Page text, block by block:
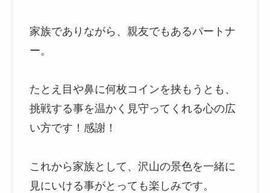
家族でありながら、親友でもあるパートナ
ー。
たとえ目や鼻に何枚コインを挟もうとも、
挑戦する事を温かく見守ってくれる心の広
い方です！感謝！
これから家族として、沢山の景色を一緒に
見にいける事がとっても楽しみです。